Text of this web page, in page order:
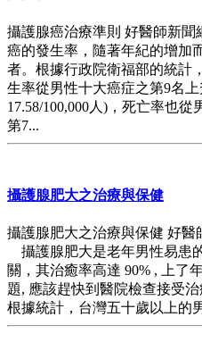
攝護腺癌治療準則 好醫師新
癌的發生率，隨著年紀的增加
者。根據行政院衛福部的統計
生率從男性十大癌症之第9名
17.58/100,000人)，死亡率也
第7...
攝護腺肥大之治療與保健
攝護腺肥大之治療與保健 好
攝護腺肥大是老年男性易患
關，其治癒率高達 90% , 上了
題, 應該趕快到醫院檢查接受
根據統計，台灣五十歲以上的